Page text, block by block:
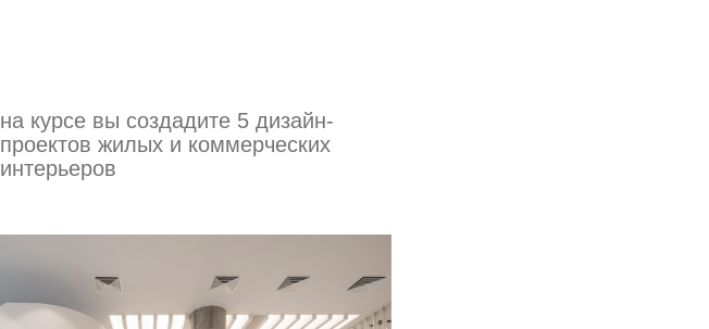
на курсе вы создадите 5 дизайн-
проектов жилых и коммерческих
интерьеров